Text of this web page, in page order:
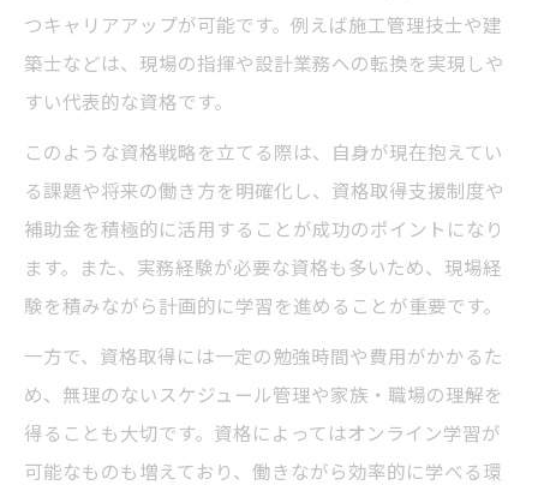
建設業資格マニアが注目の国家資格取得ル
ート
建設業資格ランキングで未経験OKな資格を
探す
建設業で安定収入につながる資格戦略
建設業資格取得で収入アップが叶う理由と
事例
つキャリアアップが可能です。例えば施工管理技士や建
築士などは、現場の指揮や設計業務への転換を実現しや
すい代表的な資格です。
このような資格戦略を立てる際は、自身が現在抱えてい
る課題や将来の働き方を明確化し、資格取得支援制度や
補助金を積極的に活用することが成功のポイントになり
ます。また、実務経験が必要な資格も多いため、現場経
験を積みながら計画的に学習を進めることが重要です。
一方で、資格取得には一定の勉強時間や費用がかかるた
め、無理のないスケジュール管理や家族・職場の理解を
得ることも大切です。資格によってはオンライン学習が
可能なものも増えており、働きながら効率的に学べる環